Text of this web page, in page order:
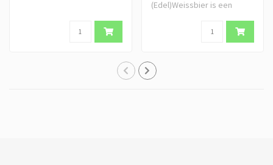
(Edel)Weissbier is een
perfect gebalanceerd b..